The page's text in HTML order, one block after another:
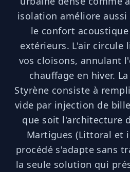
isolation améliore
le confort
extérieurs. L'air circule
vos cloisons, annulant
chauffage en hiver.
Styrène consiste à
vide par injection de
que soit l'architecture
Martigues (Littoral et
procédé s'adapte sans
la seule solution qui